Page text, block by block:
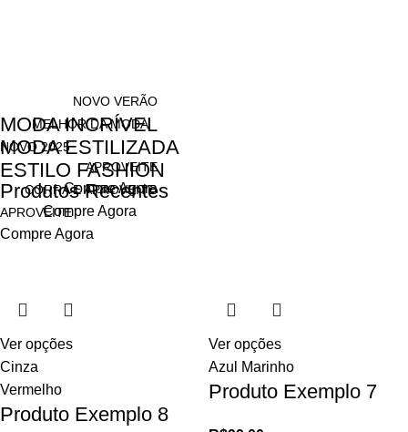
NOVO VERÃO
MODA INCRÍVEL
APROVEITE
Compre Agora
MELHOR DA MODA
MODA ESTILIZADA
CORRA E APROVEITE
Compre Agora
NOVO 2025
ESTILO FASHION
APROVEITE
Compre Agora
Produtos Recentes
Ver opções
Cinza
Vermelho
Produto Exemplo 8
Ver opções
Azul Marinho
Produto Exemplo 7